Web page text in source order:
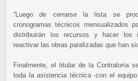
“Luego de cerrarse la lista se
cronogramas técnicos mensualizados
distribuirán los recursos y hacer los
reactivar las obras paralizadas que han
Finalmente, el titular de la Contraloría
toda la asistencia técnica -con el